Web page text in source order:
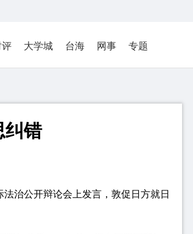
评 大学城 台海 网事 专题
纠错
治公开辩论会上发言，敦促日方就日